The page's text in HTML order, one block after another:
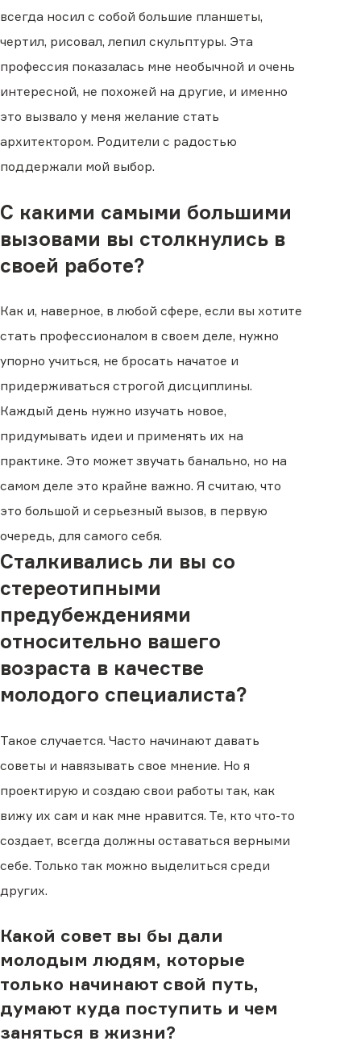
всегда носил с собой большие планшеты,
чертил, рисовал, лепил скульптуры. Эта
профессия показалась мне необычной и очень
интересной, не похожей на другие, и именно
это вызвало у меня желание стать
архитектором. Родители с радостью
поддержали мой выбор.
С какими самыми большими
вызовами вы столкнулись в
своей работе?
Как и, наверное, в любой сфере, если вы хотите
стать профессионалом в своем деле, нужно
упорно учиться, не бросать начатое и
придерживаться строгой дисциплины.
Каждый день нужно изучать новое,
придумывать идеи и применять их на
практике. Это может звучать банально, но на
самом деле это крайне важно. Я считаю, что
это большой и серьезный вызов, в первую
очередь, для самого себя.
Сталкивались ли вы со
стереотипными
предубеждениями
относительно вашего
возраста в качестве
молодого специалиста?
Такое случается. Часто начинают давать
советы и навязывать свое мнение. Но я
проектирую и создаю свои работы так, как
вижу их сам и как мне нравится. Те, кто что-то
создает, всегда должны оставаться верными
себе. Только так можно выделиться среди
других.
Какой совет вы бы дали
молодым людям, которые
только начинают свой путь,
думают куда поступить и чем
заняться в жизни?